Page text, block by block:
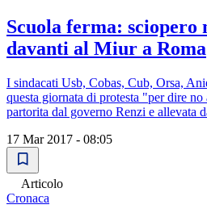
Scuola ferma: sciopero
davanti al Miur a Roma
I sindacati Usb, Cobas, Cub, Orsa,
questa giornata di protesta "per dire
partorita dal governo Renzi e allevata
17 Mar 2017 - 08:05
Articolo
Cronaca